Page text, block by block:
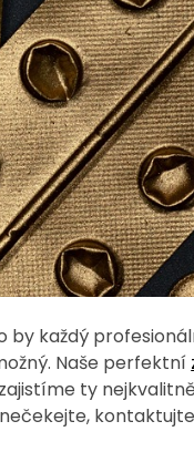
by každý
Naše perfektní
ty